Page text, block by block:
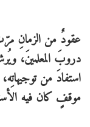
عقودٌ من الزمانِ
دروبَ المعلمينَ،
استفادَ من
موقفٍ كان فيه